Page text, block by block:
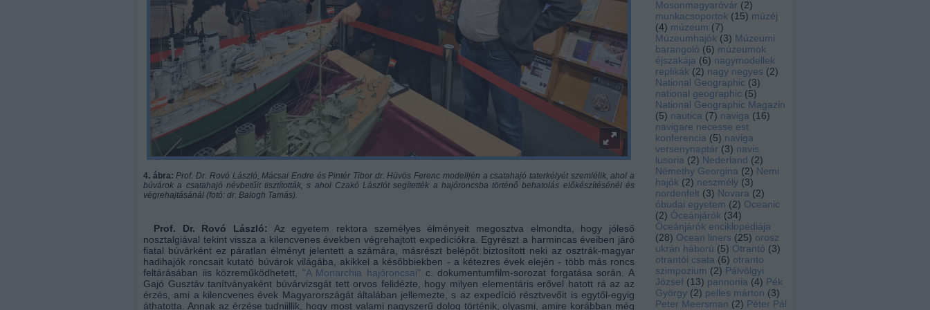
Mosonmagyaróvár (2)
munkacsoportok (15) múzéj
(4) múzeum (7)
Múzeumhajók (3) Múzeumi
barangoló (6) múzeumok
éjszakája (6) nagymodellek
replikák (2) nagy negyes (2)
National Geographic (3)
national geographic (5)
National Geographic Magazin
(5) nautica (7) naviga (16)
navigare necesse est
konferencia (5) naviga
versenynaptár (3) navis
lusoria (2) Nederland (2)
Némethy Georgina (2) Nemi
hajók (2) neszmély (3)
nordenfelt (3) Novara (2)
óbudai egyetem (2) Oceanic
(2) Óceánjárók (34)
Óceánjárók enciklopédiája
(28) Ocean liners (25) orosz
ukrán háború (5) Otrantó (3)
otrantói csata (6) otranto
szimpozium (2) Pálvölgyi
József (13) pannonia (4) Pék
György (2) pelles márton (3)
Peter Meersman (2) Péter Pál
4. ábra: Prof. Dr. Rovó László, Mácsai Endre és Pintér Tibor dr. Hüvös Ferenc modelljén a csatahajó taterkélyét szemlélik, ahol a
búvárok a csatahajó névbetűit tisztították, s ahol Czakó Lászlót segítették a hajóroncsba történő behatolás előkészítésénél és
végrehajtásánál (fotó: dr. Balogh Tamás).
Prof. Dr. Rovó László:
Az egyetem rektora személyes élményeit megosztva elmondta, hogy jóleső
nosztalgiával tekint vissza a kilencvenes években végrehajtott expedíciókra. Egyrészt a harmincas éveiben járó
fiatal búvárként ez páratlan élményt jelentett a számára, másrészt belépőt biztosított neki az osztrák-magyar
hadihajók roncsait kutató búvárok világába, akikkel a későbbiekben - a kétezres évek elején - több más roncs
feltárásában iis közreműködhetett, "A Monarchia hajóroncsai" c. dokumentumfilm-sorozat forgatása során. A
Gajó Gusztáv tanítványaként búvárvizsgát tett orvos felidézte, hogy milyen elementáris erővel hatott rá az az
érzés, ami a kilencvenes évek Magyarországát általában jellemezte, s az expedíció résztvevőit is egytől-egyig
áthatotta. Annak az érzése tudniillik, hogy most valami nagyszerű dolog történik, olyasmi, amire korábban még